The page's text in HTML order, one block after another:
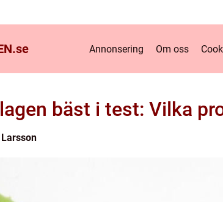
se Annonsering Om oss
bäst i test: Vilka